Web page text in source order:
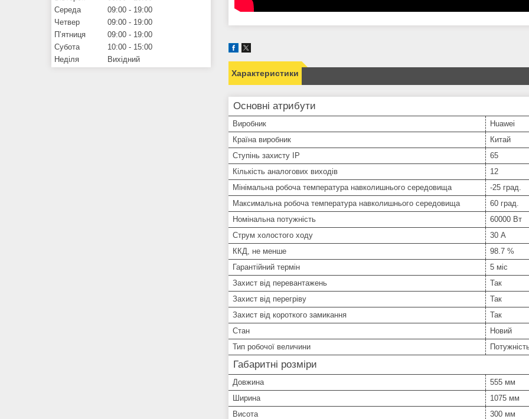
Характеристики
Основні атрибути
Виробник
Huawei
Країна виробник
Китай
Ступінь захисту IP
65
Кількість аналогових виходів
12
Мінімальна робоча температура навколишнього середовища
-25 град.
Максимальна робоча температура навколишнього середовища
60 град.
Номінальна потужність
60000 Вт
Струм холостого ходу
30 А
ККД, не менше
98.7 %
Гарантійний термін
5 міс
Захист від перевантажень
Так
Захист від перегріву
Так
Захист від короткого замикання
Так
Стан
Новий
Тип робочої величини
Габаритні розміри
Довжина
555 мм
Ширина
1075 мм
Висота
300 мм
Середа
09:00
19:00
Четвер
09:00
19:00
Пʼятниця
09:00
19:00
Субота
10:00
15:00
Неділя
Вихідний